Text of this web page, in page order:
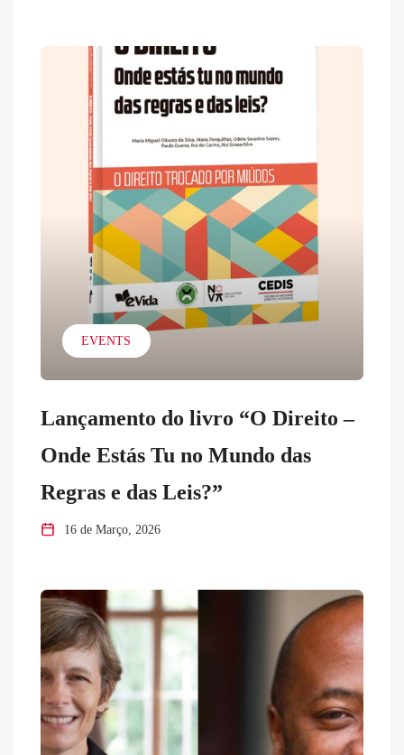
EVENTS
Lançamento do livro “O Direito –
Onde Estás Tu no Mundo das
Regras e das Leis?”
16 de Março, 2026